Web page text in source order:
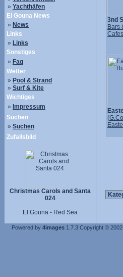
» Yachthäfen
El Gouna News
» News
Links
» Links
Sonstiges
» Faq
Wetter
» Pool & Strand
» Surf & Kite
Wichtiges
» Impressum
Suchen
» Suchen
Zufallsbild
Christmas Carols and Santa
024
El Gouna - Red Sea
3nd
Bars
Cafes
(
Powered by 4images 1.7.3 Copyright ©